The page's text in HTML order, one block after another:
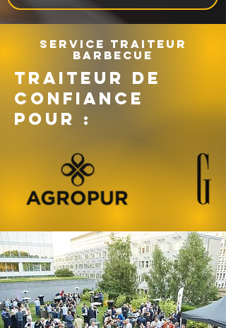
Service traiteur
barbecue
TRAITEUR DE
CONFIANCE
POUR :